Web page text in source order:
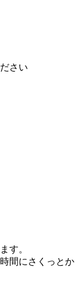
さい
す。
間にさくっとか